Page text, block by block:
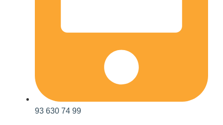
93 630 74 99